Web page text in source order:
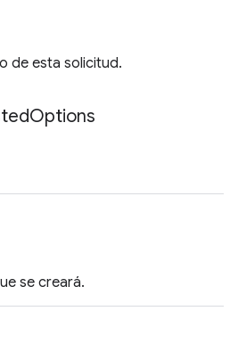
de esta solicitud.
Options
se creará.